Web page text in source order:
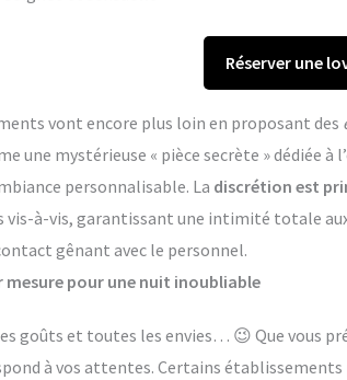
Réserver une
vont encore plus loin en proposant des
une mystérieuse « pièce secrète » dédiée
personnalisable. La discrétion est
vis-à-vis, garantissant une intimité totale
gênant avec le personnel.
mesure pour une nuit inoubliable
goûts et toutes les envies… 😉 Que vous
à vos attentes. Certains